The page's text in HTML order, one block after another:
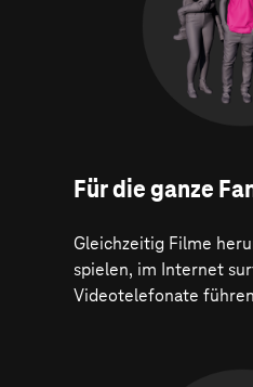
Für die ganze
Gleichzeitig Filme
spielen, im Internet
Videotelefonate